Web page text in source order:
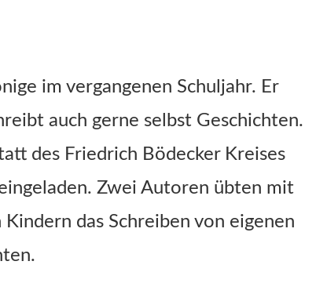
im vergangenen Schuljahr. Er
auch gerne selbst Geschichten.
des Friedrich Bödecker Kreises
Zwei Autoren übten mit
das Schreiben von eigenen